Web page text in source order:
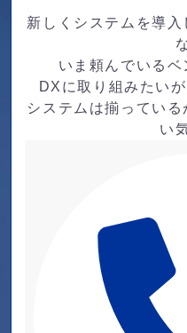
新しくシステムを導
いま頼んでいるベ
DXに取り組みたい
システムは揃ってい
い